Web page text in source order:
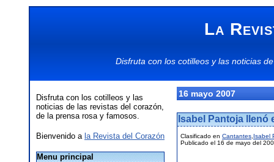
La
Disfruta con los cotilleosy las noticias
Disfruta con los cotilleos y las
noticias de las revistas del corazón,
de la prensa rosa y famosos.
Bienvenido a la Revista del Corazón
Menu principal
16 mayo 2007
Isabel Pantoja llenó
Clasificado en Cantantes Isabel
Publicado el 16 de mayo del